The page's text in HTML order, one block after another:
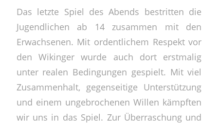
Das letzte Spiel des Abends bestritten die
Jugendlichen ab 14 zusammen mit den
Erwachsenen. Mit ordentlichem Respekt vor
den Wikinger wurde auch dort erstmalig
unter realen Bedingungen gespielt. Mit viel
Zusammenhalt, gegenseitige Unterstützung
und einem ungebrochenen Willen kämpften
wir uns in das Spiel. Zur Überraschung und